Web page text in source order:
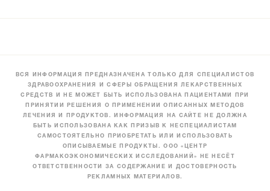
ВСЯ ИНФОРМАЦИЯ ПРЕДНАЗНАЧЕНА ТОЛЬКО ДЛЯ СПЕЦИАЛИСТОВ
ЗДРАВООХРАНЕНИЯ И СФЕРЫ ОБРАЩЕНИЯ ЛЕКАРСТВЕННЫХ
СРЕДСТВ И НЕ МОЖЕТ БЫТЬ ИСПОЛЬЗОВАНА ПАЦИЕНТАМИ ПРИ
ПРИНЯТИИ РЕШЕНИЯ О ПРИМЕНЕНИИ ОПИСАННЫХ МЕТОДОВ
ЛЕЧЕНИЯ И ПРОДУКТОВ. ИНФОРМАЦИЯ НА САЙТЕ НЕ ДОЛЖНА
БЫТЬ ИСПОЛЬЗОВАНА КАК ПРИЗЫВ К НЕСПЕЦИАЛИСТАМ
САМОСТОЯТЕЛЬНО ПРИОБРЕТАТЬ ИЛИ ИСПОЛЬЗОВАТЬ
ОПИСЫВАЕМЫЕ ПРОДУКТЫ. ООО «ЦЕНТР
ФАРМАКОЭКОНОМИЧЕСКИХ ИССЛЕДОВАНИЙ» НЕ НЕСЁТ
ОТВЕТСТВЕННОСТИ ЗА СОДЕРЖАНИЕ И ДОСТОВЕРНОСТЬ
РЕКЛАМНЫХ МАТЕРИАЛОВ.